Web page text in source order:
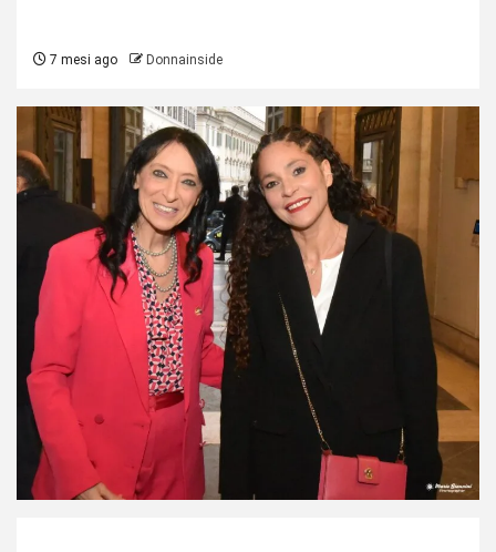
7 mesi ago Donnainside